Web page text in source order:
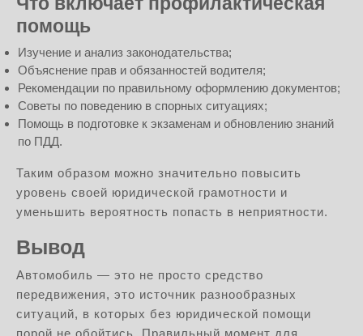
помощь
Изучение и анализ законодательства;
Объяснение прав и обязанностей водителя;
Рекомендации по правильному оформлению документов;
Советы по поведению в спорных ситуациях;
Помощь в подготовке к экзаменам и обновлению знаний
по ПДД.
Таким образом можно значительно повысить
уровень своей юридической грамотности и
уменьшить вероятность попасть в неприятности.
Вывод
Автомобиль — это не просто средство
передвижения, это источник разнообразных
ситуаций, в которых без юридической помощи
порой не обойтись. Правильный момент для